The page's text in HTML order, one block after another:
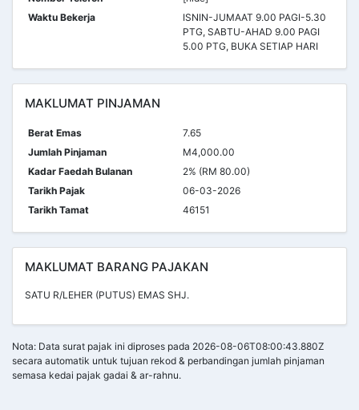
Waktu Bekerja
ISNIN-JUMAAT 9.00 PAGI-5.30
PTG, SABTU-AHAD 9.00 PAGI
5.00 PTG, BUKA SETIAP HARI
MAKLUMAT PINJAMAN
Berat Emas
7.65
Jumlah Pinjaman
M4,000.00
Kadar Faedah Bulanan
2% (RM 80.00)
Tarikh Pajak
06-03-2026
Tarikh Tamat
46151
MAKLUMAT BARANG PAJAKAN
SATU R/LEHER (PUTUS) EMAS SHJ.
Nota: Data surat pajak ini diproses pada 2026-08-06T08:00:43.880Z
secara automatik untuk tujuan rekod & perbandingan jumlah pinjaman
semasa kedai pajak gadai & ar-rahnu.